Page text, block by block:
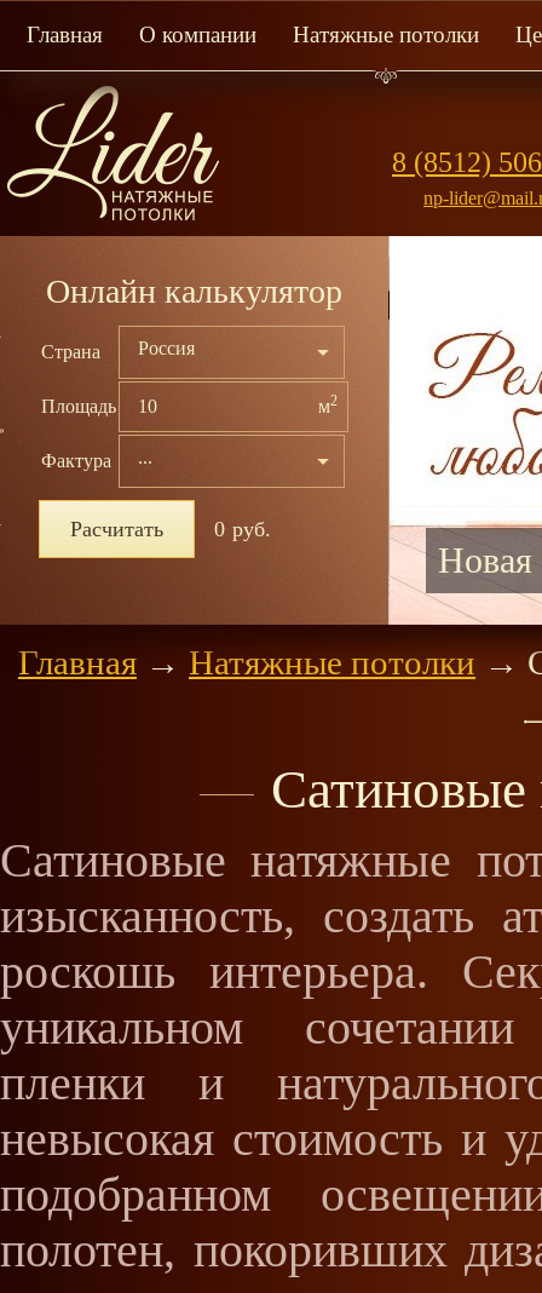
Главная О компании Натяжные потолки
8 (8512)
np-
Онлайн калькулятор
Страна Россия
Площадь м2
Фактура ...
Расчитать 0 руб.
стр
Главная → Натяжные потолки →
Сатиновые
Сатиновые натяжные
изысканность, создать
роскошь интерьера.
уникальном
пленки и
невысокая стоимость и
подобранном
полотен, покоривших